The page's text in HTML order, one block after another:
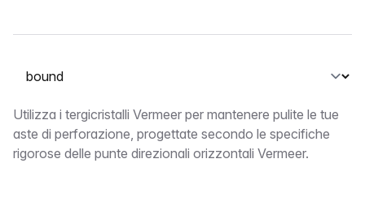
Seleziona una scheda
bound
Utilizza i tergicristalli Vermeer per mantenere pulite le tue
aste di perforazione, progettate secondo le specifiche
rigorose delle punte direzionali orizzontali Vermeer.